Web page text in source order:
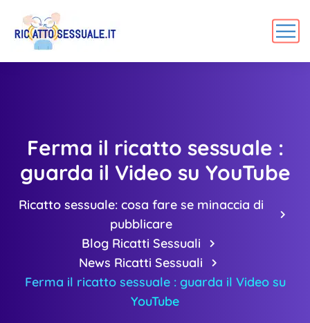
Ferma il ricatto sessuale :
guarda il Video su YouTube
Ricatto sessuale: cosa fare se minaccia di
pubblicare
Blog Ricatti Sessuali
News Ricatti Sessuali
Ferma il ricatto sessuale : guarda il Video su
YouTube